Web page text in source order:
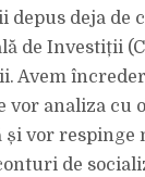
depus deja de
de Investiții
Avem
vor analiza cu
și vor respinge
de